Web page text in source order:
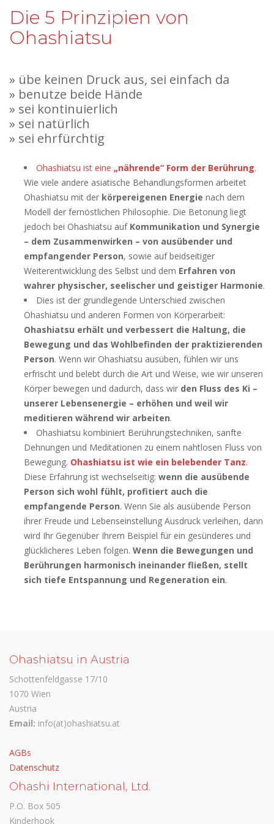
Die 5 Prinzipien von
Ohashiatsu
» übe keinen Druck aus, sei einfach da
» benutze beide Hände
» sei kontinuierlich
» sei natürlich
» sei ehrfürchtig
Ohashiatsu ist eine „nährende“ Form der Berührung.
Wie viele andere asiatische Behandlungsformen arbeitet
Ohashiatsu mit der körpereigenen Energie nach dem
Modell der fernöstlichen Philosophie. Die Betonung liegt
jedoch bei Ohashiatsu auf Kommunikation und Synergie
– dem Zusammenwirken – von ausübender und
empfangender Person, sowie auf beidseitiger
Weiterentwicklung des Selbst und dem Erfahren von
wahrer physischer, seelischer und geistiger Harmonie.
Dies ist der grundlegende Unterschied zwischen
Ohashiatsu und anderen Formen von Körperarbeit:
Ohashiatsu erhält und verbessert die Haltung, die
Bewegung und das Wohlbefinden der praktizierenden
Person. Wenn wir Ohashiatsu ausüben, fühlen wir uns
erfrischt und belebt durch die Art und Weise, wie wir unseren
Körper bewegen und dadurch, dass wir den Fluss des Ki –
unserer Lebensenergie – erhöhen und weil wir
meditieren während wir arbeiten.
Ohashiatsu kombiniert Berührungstechniken, sanfte
Dehnungen und Meditationen zu einem nahtlosen Fluss von
Bewegung. Ohashiatsu ist wie ein belebender Tanz.
Diese Erfahrung ist wechselseitig: wenn die ausübende
Person sich wohl fühlt, profitiert auch die
empfangende Person. Wenn Sie als ausübende Person
ihrer Freude und Lebenseinstellung Ausdruck verleihen, dann
wird Ihr Gegenüber Ihrem Beispiel für ein gesünderes und
glücklicheres Leben folgen. Wenn die Bewegungen und
Berührungen harmonisch ineinander fließen, stellt
sich tiefe Entspannung und Regeneration ein.
Ohashiatsu in Austria
Schottenfeldgasse 17/10
1070 Wien
Austria
Email: info(at)ohashiatsu.at
AGBs
Datenschutz
Ohashi International, Ltd.
P.O. Box 505
Kinderhook